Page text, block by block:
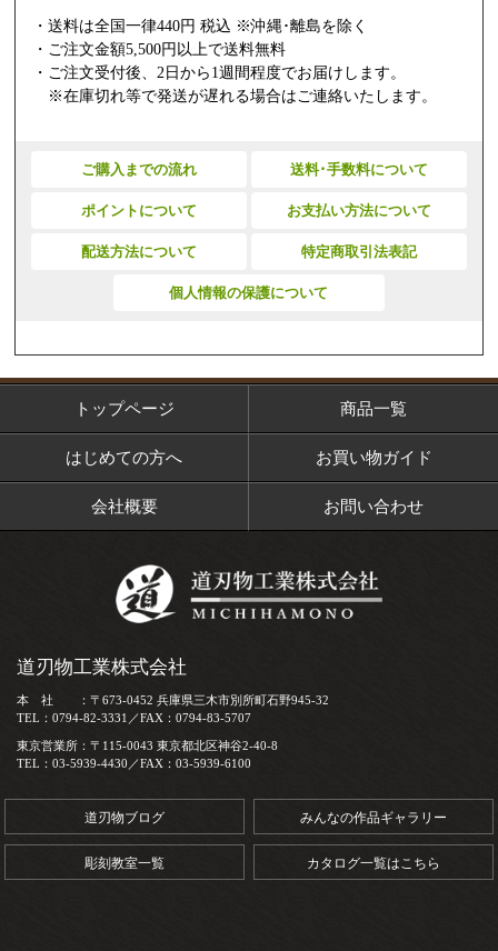
・送料は全国一律440円 税込 ※沖縄･離島を除く
・ご注文金額5,500円以上で送料無料
・ご注文受付後、2日から1週間程度でお届けします。
※在庫切れ等で発送が遅れる場合はご連絡いたします。
ご購入までの流れ 送料･手数料について
ポイントについて お支払い方法について
配送方法について 特定商取引法表記
個人情報の保護について
トップページ 商品一覧
はじめての方へ お買い物ガイド
会社概要 お問い合わせ
道刃物工業株式会社
本 社 ：〒673-0452 兵庫県三木市別所町石野945-32
TEL：0794-82-3331／FAX：0794-83-5707
東京営業所：〒115-0043 東京都北区神谷2-40-8
TEL：03-5939-4430／FAX：03-5939-6100
道刃物ブログ みんなの作品ギャラリー
彫刻教室一覧 カタログ一覧はこちら